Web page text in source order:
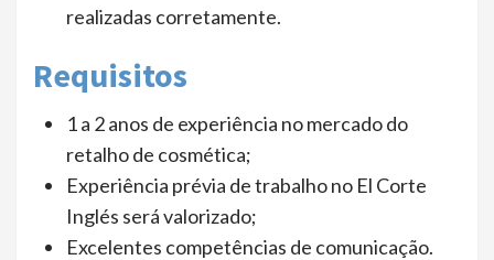
realizadas corretamente.
Requisitos
1 a 2 anos de experiência no mercado do
retalho de cosmética;
Experiência prévia de trabalho no El Corte
Inglés será valorizado;
Excelentes competências de comunicação.